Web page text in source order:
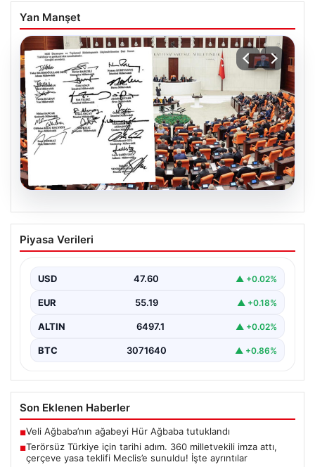
Yan Manşet
05.08.2026
Terörsüz Türkiye için tarihi adım. 360
milletvekili imza attı, çerçeve yasa
{"title":"Terörsüz Türkiye İçin Önemli Hukuki Adım: 360
Sunuldu","content":"Türkiye'de…
Piyasa Verileri
USD 47.60 ▲ +0.02%
EUR 55.19 ▲ +0.18%
ALTIN 6497.1 ▲ +0.02%
BTC 3071640 ▲ +0.86%
Son Eklenen Haberler
■Veli Ağbaba’nın ağabeyi Hür Ağbaba tutuklandı
■Terörsüz Türkiye için tarihi adım. 360 milletvekili imza attı,
çerçeve yasa teklifi Meclis’e sunuldu! İşte ayrıntılar